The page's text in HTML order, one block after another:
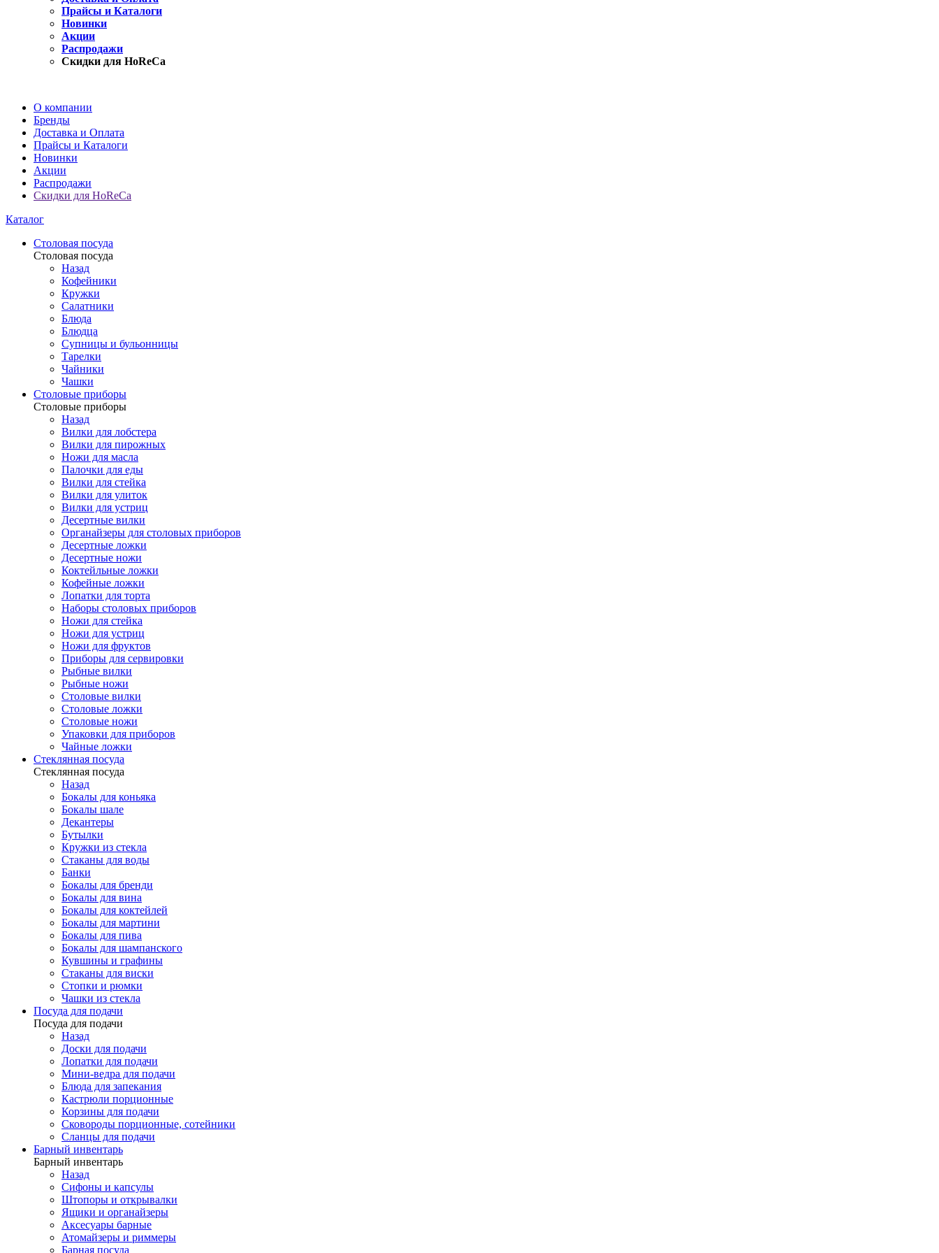
Прайсы и Каталоги
Новинки
Акции
Распродажи
Скидки для HoReCa
О компании
Бренды
Доставка и Оплата
Прайсы и Каталоги
Новинки
Акции
Распродажи
Скидки для HoReCa
Каталог
Столовая посуда
Столовая посуда
Назад
Кофейники
Кружки
Салатники
Блюда
Блюдца
Супницы и бульонницы
Тарелки
Чайники
Чашки
Cтоловые приборы
Cтоловые приборы
Назад
Вилки для лобстера
Вилки для пирожных
Ножи для масла
Палочки для еды
Вилки для стейка
Вилки для улиток
Вилки для устриц
Десертные вилки
Органайзеры для столовых приборов
Десертные ложки
Десертные ножи
Коктейльные ложки
Кофейные ложки
Лопатки для торта
Наборы столовых приборов
Ножи для стейка
Ножи для устриц
Ножи для фруктов
Приборы для сервировки
Рыбные вилки
Рыбные ножи
Столовые вилки
Столовые ложки
Столовые ножи
Упаковки для приборов
Чайные ложки
Стеклянная посуда
Стеклянная посуда
Назад
Бокалы для коньяка
Бокалы шале
Декантеры
Бутылки
Кружки из стекла
Стаканы для воды
Банки
Бокалы для бренди
Бокалы для вина
Бокалы для коктейлей
Бокалы для мартини
Бокалы для пива
Бокалы для шампанского
Кувшины и графины
Стаканы для виски
Стопки и рюмки
Чашки из стекла
Посуда для подачи
Посуда для подачи
Назад
Доски для подачи
Лопатки для подачи
Мини-ведра для подачи
Блюда для запекания
Кастрюли порционные
Корзины для подачи
Сковороды порционные, сотейники
Сланцы для подачи
Барный инвентарь
Барный инвентарь
Назад
Сифоны и капсулы
Штопоры и открывалки
Ящики и органайзеры
Аксесуары барные
Атомайзеры и риммеры
Барная посуда